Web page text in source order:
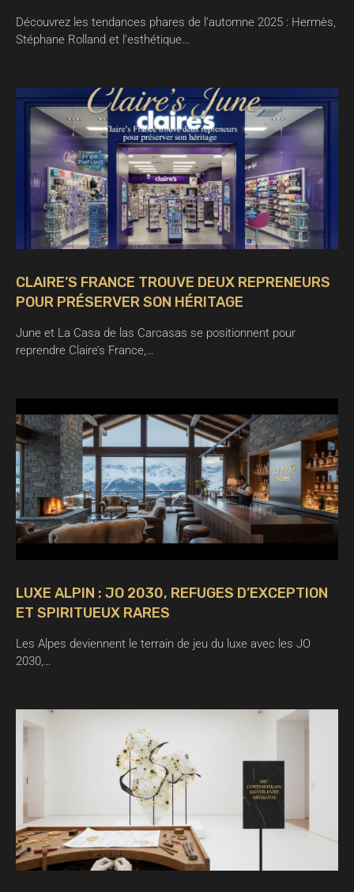
Découvrez les tendances phares de l’automne 2025 : Hermès,
Stéphane Rolland et l’esthétique…
CLAIRE’S FRANCE TROUVE DEUX REPRENEURS
POUR PRÉSERVER SON HÉRITAGE
June et La Casa de las Carcasas se positionnent pour
reprendre Claire’s France,…
LUXE ALPIN : JO 2030, REFUGES D’EXCEPTION
ET SPIRITUEUX RARES
Les Alpes deviennent le terrain de jeu du luxe avec les JO
2030,…